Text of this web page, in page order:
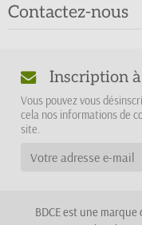
Contactez-nous
Inscription
Vous pouvez vous
cela nos informations de
site.
BDCE est une marque